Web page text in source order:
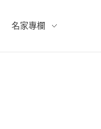
名家專欄